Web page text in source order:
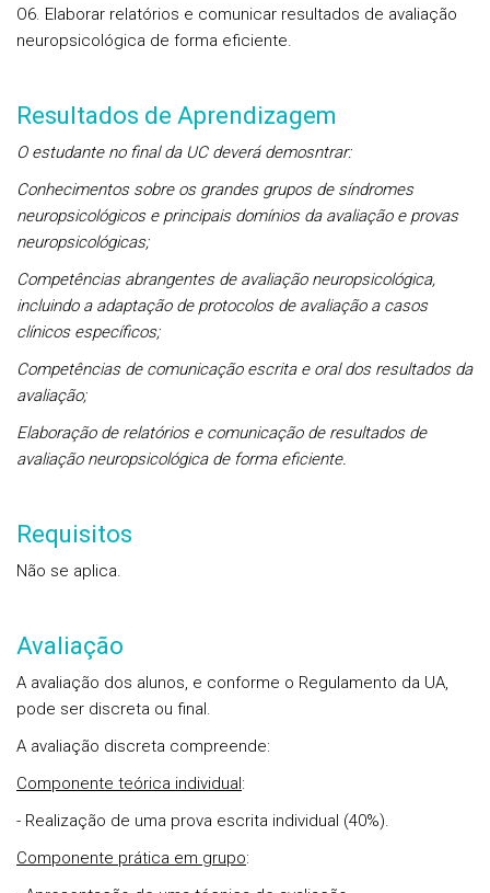
O6. Elaborar relatórios e comunicar resultados de avaliação
neuropsicológica de forma eficiente.
Resultados de Aprendizagem
O estudante no final da UC deverá demosntrar:
Conhecimentos sobre os grandes grupos de síndromes
neuropsicológicos e principais domínios da avaliação e provas
neuropsicológicas;
Competências abrangentes de avaliação neuropsicológica,
incluindo a adaptação de protocolos de avaliação a casos
clínicos específicos;
Competências de comunicação escrita e oral dos resultados da
avaliação;
Elaboração de relatórios e comunicação de resultados de
avaliação neuropsicológica de forma eficiente.
Requisitos
Não se aplica.
Avaliação
A avaliação dos alunos, e conforme o Regulamento da UA,
pode ser discreta ou final.
A avaliação discreta compreende:
Componente teórica individual:
- Realização de uma prova escrita individual (40%).
Componente prática em grupo: